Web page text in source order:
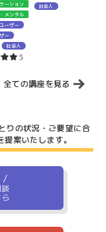
ーション
メンタル
ーザー
ー
社会人
5
社会人
全ての講座を見る
りの状況・ご要望に合
案いたします。